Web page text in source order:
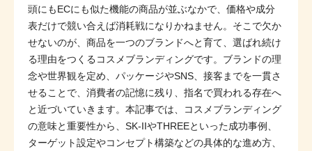
頭にもECにも似た機能の商品が並ぶなかで、価格や成分
表だけで競い合えば消耗戦になりかねません。そこで欠か
せないのが、商品を一つのブランドへと育て、選ばれ続け
る理由をつくるコスメブランディングです。ブランドの理
念や世界観を定め、パッケージやSNS、接客までを一貫さ
せることで、消費者の記憶に残り、指名で買われる存在へ
と近づいていきます。本記事では、コスメブランディング
の意味と重要性から、SK-IIやTHREEといった成功事例、
ターゲット設定やコンセプト構築などの具体的な進め方、